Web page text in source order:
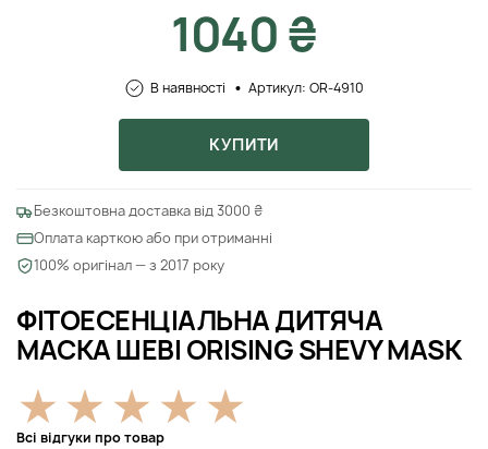
ФІТОЕСЕНЦІАЛЬНА ДИТЯЧА
МАСКА ШЕВІ ORISING SHEVY MASK
Всі відгуки про товар
1040 ₴
В наявності Артикул: OR-4910
КУПИТИ
Безкоштовна доставка від 3000 ₴
Оплата карткою або при отриманні
100% оригінал — з 2017 року